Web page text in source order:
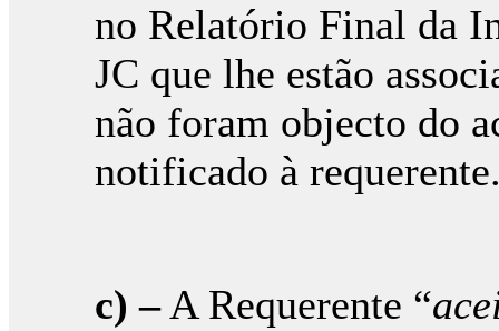
no Relatório Final da
JC que lhe estão
não foram objecto do
notificado à
c) –A Requerente “